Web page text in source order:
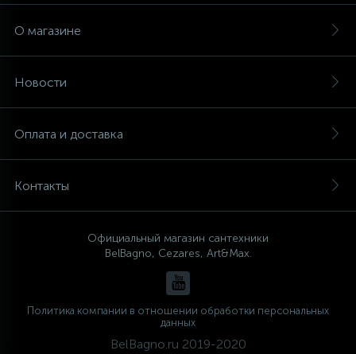
О магазине
Новости
Оплата и доставка
Контакты
Официальный магазин сантехники
BelBagno, Cezares, Art&Max.
Политика компании в отношении обработки персональных
данных
BelBagno.ru 2019-2020